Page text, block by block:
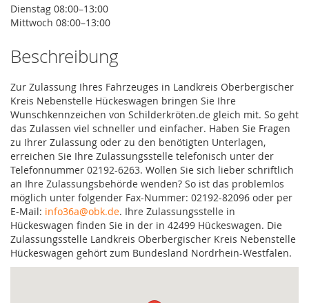
Dienstag 08:00–13:00
Mittwoch 08:00–13:00
Beschreibung
Zur Zulassung Ihres Fahrzeuges in Landkreis Oberbergischer
Kreis Nebenstelle Hückeswagen bringen Sie Ihre
Wunschkennzeichen von Schilderkröten.de gleich mit. So geht
das Zulassen viel schneller und einfacher. Haben Sie Fragen
zu Ihrer Zulassung oder zu den benötigten Unterlagen,
erreichen Sie Ihre Zulassungsstelle telefonisch unter der
Telefonnummer 02192-6263. Wollen Sie sich lieber schriftlich
an Ihre Zulassungsbehörde wenden? So ist das problemlos
möglich unter folgender Fax-Nummer: 02192-82096 oder per
E-Mail: info36a@obk.de. Ihre Zulassungsstelle in
Hückeswagen finden Sie in der in 42499 Hückeswagen. Die
Zulassungsstelle Landkreis Oberbergischer Kreis Nebenstelle
Hückeswagen gehört zum Bundesland Nordrhein-Westfalen.